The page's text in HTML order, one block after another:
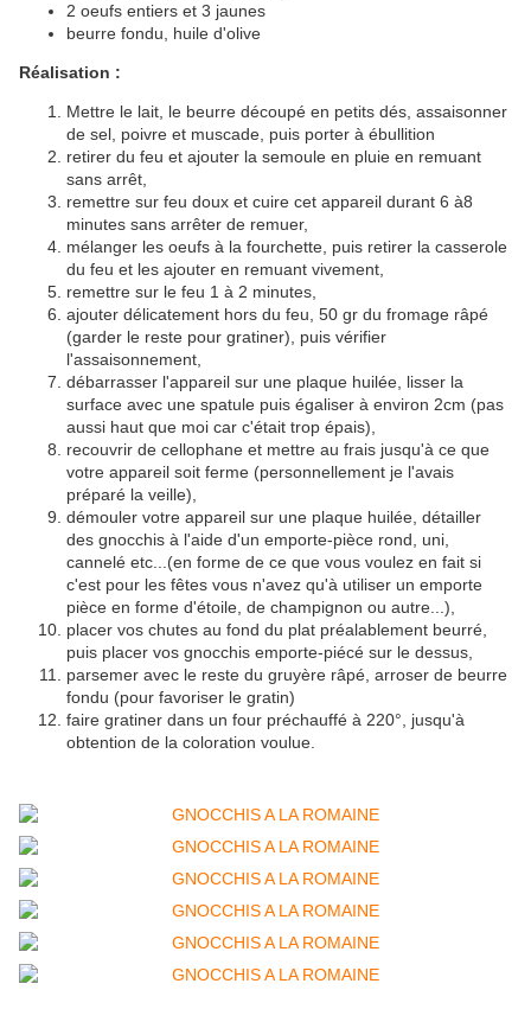
2 oeufs entiers et 3 jaunes
beurre fondu, huile d'olive
Réalisation :
Mettre le lait, le beurre découpé en petits dés, assaisonner
de sel, poivre et muscade, puis porter à ébullition
retirer du feu et ajouter la semoule en pluie en remuant
sans arrêt,
remettre sur feu doux et cuire cet appareil durant 6 à8
minutes sans arrêter de remuer,
mélanger les oeufs à la fourchette, puis retirer la casserole
du feu et les ajouter en remuant vivement,
remettre sur le feu 1 à 2 minutes,
ajouter délicatement hors du feu, 50 gr du fromage râpé
(garder le reste pour gratiner), puis vérifier
l'assaisonnement,
débarrasser l'appareil sur une plaque huilée, lisser la
surface avec une spatule puis égaliser à environ 2cm (pas
aussi haut que moi car c'était trop épais),
recouvrir de cellophane et mettre au frais jusqu'à ce que
votre appareil soit ferme (personnellement je l'avais
préparé la veille),
démouler votre appareil sur une plaque huilée, détailler
des gnocchis à l'aide d'un emporte-pièce rond, uni,
cannelé etc...(en forme de ce que vous voulez en fait si
c'est pour les fêtes vous n'avez qu'à utiliser un emporte
pièce en forme d'étoile, de champignon ou autre...),
placer vos chutes au fond du plat préalablement beurré,
puis placer vos gnocchis emporte-piécé sur le dessus,
parsemer avec le reste du gruyère râpé, arroser de beurre
fondu (pour favoriser le gratin)
faire gratiner dans un four préchauffé à 220°, jusqu'à
obtention de la coloration voulue.